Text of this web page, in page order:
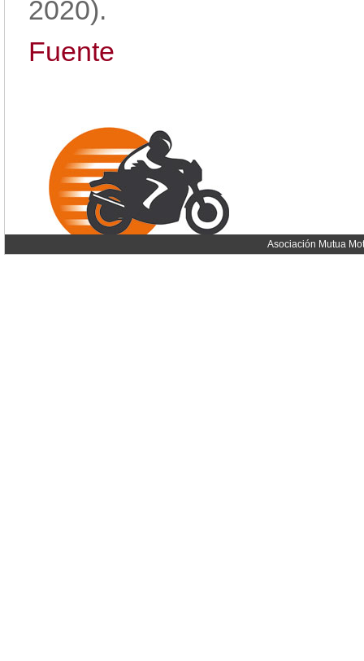
2020).
Fuente
Asociación Mutua